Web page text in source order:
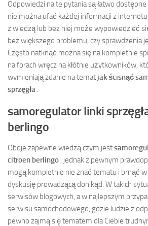
Odpowiedzi na te pytania są łatwo
nie można ufać każdej informacji z
z wiedzą lub bez niej może wypowiedzieć
bez większego problemu, czy sprawdzenia
Często natknąć można się na kompletnie
na forach wręcz na kłótnie użytkowników,
wymieniają zdanie na temat jak ścisnąć
sprzęgła
samoregulator linki
berlingo
Oboje zapewne wiedzą czym jest
citroen berlingo , jednak z pewnym
mogą kompletnie nie znać tematu i brnąć
dyskusję prowadzącą donikąd. W takich
serwisów blogowych, a w najlepszym
serwisu samochodowego, gdzie ludzie z
pewno zajmą się tematem dla Ciebie